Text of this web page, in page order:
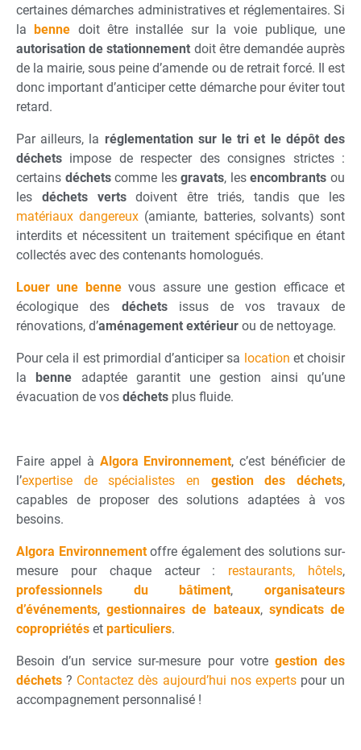
certaines démarches administratives et réglementaires. Si
la
benne doit être installée sur la voie publique, une
autorisation de stationnement doit être demandée auprès
de la mairie, sous peine d’amende ou de retrait forcé. Il est
donc important d’anticiper cette démarche pour éviter tout
retard.
Par ailleurs, la réglementation sur le tri et le dépôt des
déchets impose de respecter des consignes strictes :
certains déchetscomme lesgravats, lesencombrants ou
les déchets vertsdoivent être triés, tandis que les
matériaux dangereux (amiante, batteries, solvants) sont
interdits et nécessitent un traitement spécifique en étant
collectés avec des contenants homologués.
Louer une bennevous assure une gestion efficace et
écologique des déchetsissus de vos travaux de
rénovations, d’aménagement extérieur ou de nettoyage.
Pour cela il est primordial d’anticiper sa location et choisir
la
benne adaptée garantit une gestion ainsi qu’une
évacuation de vos déchets plus fluide.
Faire appel à Algora Environnement, c’est bénéficier de
l’expertise de spécialistes en gestion des déchets,
capables de proposer des solutions adaptées à vos
besoins.
Algora Environnementoffre également des solutions sur-
mesure pour chaque acteur : restaurants, hôtels,
professionnels du bâtiment,organisateurs
d’événements,gestionnaires de bateaux, syndicats de
copropriétés et particuliers.
Besoin d’un service sur-mesure pour votre gestion des
déchets ? Contactez dès aujourd’hui nos expertspour un
accompagnement personnalisé !